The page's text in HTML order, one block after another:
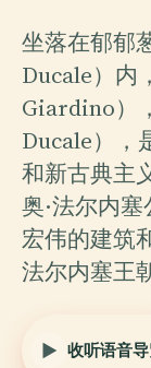
坐落在郁郁
Ducale）内
Giardino）
Ducale），
和新古典主
奥·法尔内
宏伟的建筑
法尔内塞王
收听语音